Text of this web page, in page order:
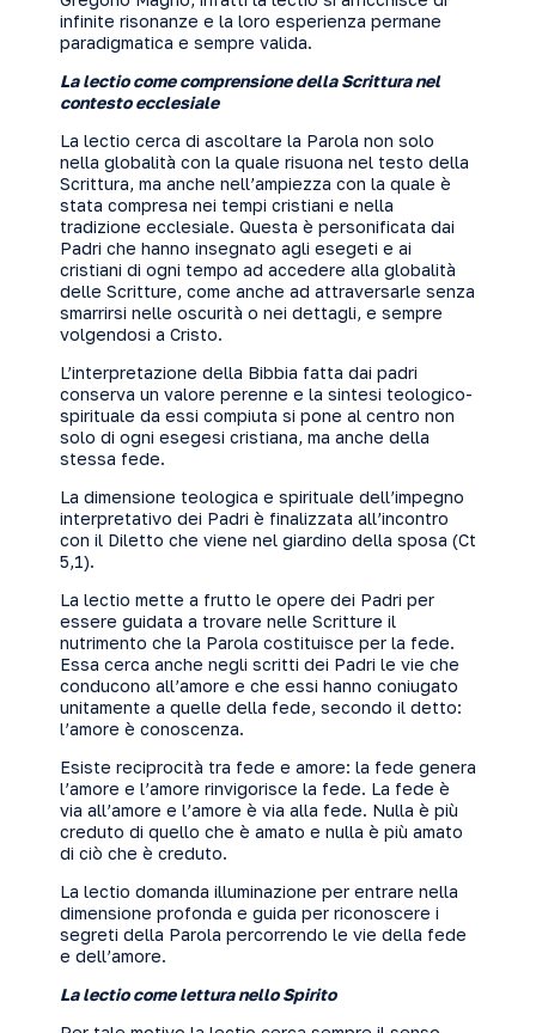
infinite risonanze e la loro esperienza permane
paradigmatica e sempre valida.
La lectio come comprensione della Scrittura nel
contesto ecclesiale
La lectio cerca di ascoltare la Parola non solo
nella globalità con la quale risuona nel testo della
Scrittura, ma anche nell’ampiezza con la quale è
stata compresa nei tempi cristiani e nella
tradizione ecclesiale. Questa è personificata dai
Padri che hanno insegnato agli esegeti e ai
cristiani di ogni tempo ad accedere alla globalità
delle Scritture, come anche ad attraversarle senza
smarrirsi nelle oscurità o nei dettagli, e sempre
volgendosi a Cristo.
L’interpretazione della Bibbia fatta dai padri
conserva un valore perenne e la sintesi teologico-
spirituale da essi compiuta si pone al centro non
solo di ogni esegesi cristiana, ma anche della
stessa fede.
La dimensione teologica e spirituale dell’impegno
interpretativo dei Padri è finalizzata all’incontro
con il Diletto che viene nel giardino della sposa (Ct
5,1).
La lectio mette a frutto le opere dei Padri per
essere guidata a trovare nelle Scritture il
nutrimento che la Parola costituisce per la fede.
Essa cerca anche negli scritti dei Padri le vie che
conducono all’amore e che essi hanno coniugato
unitamente a quelle della fede, secondo il detto:
l’amore è conoscenza.
Esiste reciprocità tra fede e amore: la fede genera
l’amore e l’amore rinvigorisce la fede. La fede è
via all’amore e l’amore è via alla fede. Nulla è più
creduto di quello che è amato e nulla è più amato
di ciò che è creduto.
La lectio domanda illuminazione per entrare nella
dimensione profonda e guida per riconoscere i
segreti della Parola percorrendo le vie della fede
e dell’amore.
La lectio come lettura nello Spirito